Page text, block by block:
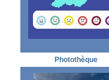
Photothèque